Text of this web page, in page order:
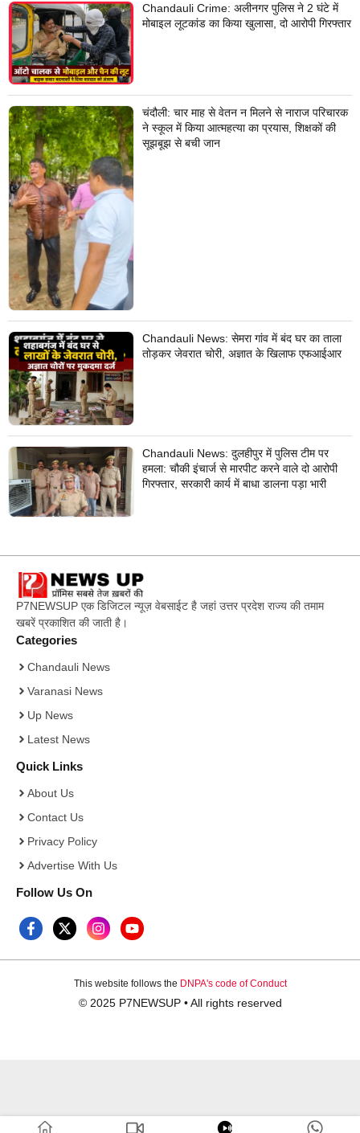
Chandauli Crime: अलीनगर पुलिस ने 2 घंटे में
मोबाइल लूटकांड का किया खुलासा, दो आरोपी गिरफ्तार
चंदौली: चार माह से वेतन न मिलने से नाराज परिचारक
ने स्कूल में किया आत्महत्या का प्रयास, शिक्षकों की
सूझबूझ से बची जान
Chandauli News: सेमरा गांव में बंद घर का ताला
तोड़कर जेवरात चोरी, अज्ञात के खिलाफ एफआईआर
Chandauli News: दुलहीपुर में पुलिस टीम पर
हमला: चौकी इंचार्ज से मारपीट करने वाले दो आरोपी
गिरफ्तार, सरकारी कार्य में बाधा डालना पड़ा भारी
P7NEWSUP एक डिजिटल न्यूज़ वेबसाईट है जहां उत्तर प्रदेश राज्य की तमाम
खबरें प्रकाशित की जाती है।
Categories
Chandauli News
Varanasi News
Up News
Latest News
Quick Links
About Us
Contact Us
Privacy Policy
Advertise With Us
Follow Us On
This website follows the DNPA's code of Conduct
© 2025 P7NEWSUP • All rights reserved